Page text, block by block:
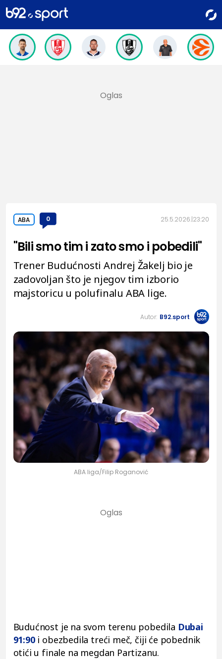
ABA 0 25.5.2026. 23:20
"Bili smo tim i zato smo i pobedili"
Trener Budućnosti Andrej Žakelj bio je
zadovoljan što je njegov tim izborio
majstoricu u polufinalu ABA lige.
Autor: B92.sport
ABA liga/Filip Roganović
Budućnost je na svom terenu pobedila Dubai
91:90i obezbedila treći meč, čiji će pobednik
otići u finale na megdan Partizanu.